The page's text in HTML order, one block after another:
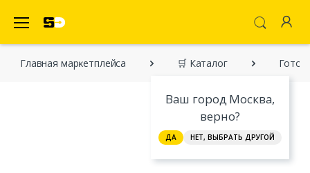
Ваш город Москва,
верно?
ДА НЕТ, ВЫБРАТЬ ДРУГОЙ
Главная марĸетплейса 🛒 Каталог